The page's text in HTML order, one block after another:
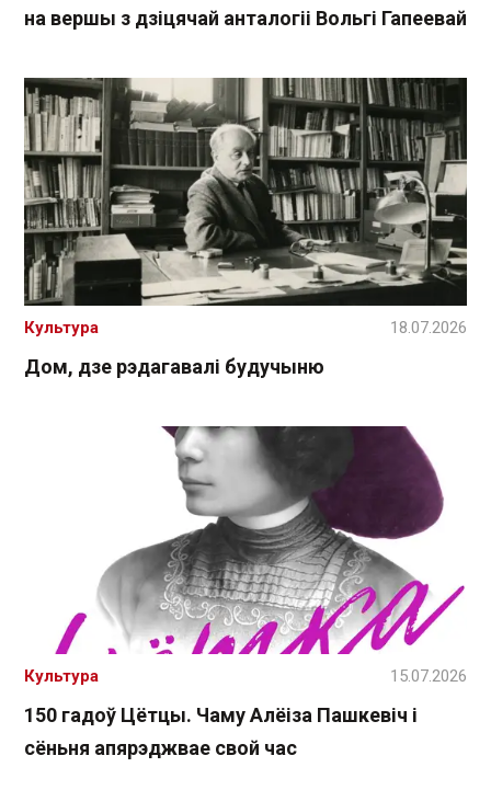
на вершы з дзіцячай анталогіі Вольгі Гапеевай
Дом, дзе рэдагавалі будучыню
Культура 18.07.2026
150 гадоў Цётцы. Чаму Алёіза Пашкевіч і
сёньня апярэджвае свой час
Культура 15.07.2026